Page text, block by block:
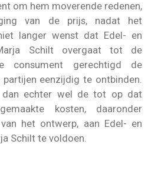
om hem moverende redenen,
van de prijs, nadat het
langer wenst dat Edel- en
Schilt overgaat tot de
consument gerechtigd de
partijen eenzijdig te ontbinden.
dan echter wel de tot op dat
kosten, daaronder
het ontwerp, aan Edel- en
Schilt te voldoen.